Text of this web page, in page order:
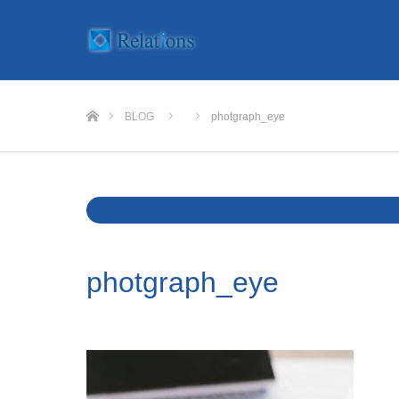
BLOG photgraph_eye
photgraph_eye